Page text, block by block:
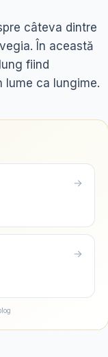
câteva dintre
În această
fiind
lume ca lungime.